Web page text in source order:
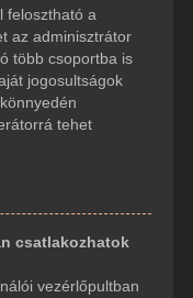
felosztható a
az adminisztrátor
több csoportba is
jogosultságok
tehet
csatlakozhatok
vezérlőpultban